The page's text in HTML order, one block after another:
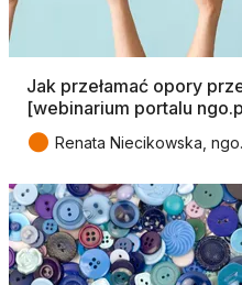
Jak przełamać opory
[webinarium portalu
● Renata Niecikowska,